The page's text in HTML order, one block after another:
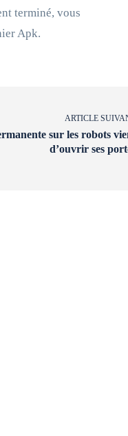
terminé, vous
Apk.
ARTICLE
sur les robots
d’ouvrir ses